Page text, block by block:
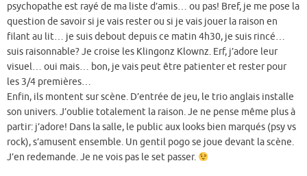
psychopathe est rayé de ma liste d’amis… ou pas! Bref, je me pose la
question de savoir si je vais rester ou si je vais jouer la raison en
filant au lit… je suis debout depuis ce matin 4h30, je suis rincé…
suis raisonnable? Je croise les Klingonz Klownz. Erf, j’adore leur
visuel… oui mais… bon, je vais peut être patienter et rester pour
les 3/4 premières…
Enfin, ils montent sur scène. D’entrée de jeu, le trio anglais installe
son univers. J’oublie totalement la raison. Je ne pense même plus à
partir: j’adore! Dans la salle, le public aux looks bien marqués (psy vs
rock), s’amusent ensemble. Un gentil pogo se joue devant la scène.
J’en redemande. Je ne vois pas le set passer.